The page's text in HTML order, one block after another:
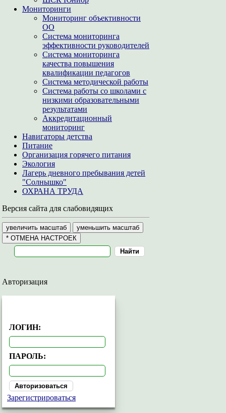
Мониторинги
Мониторинг объективности
ОО
Система мониторинга
эффективности руководителей
Система мониторинга
качества повышения
квалификации педагогов
Система методической работы
Система работы со школами с
низкими образовательными
результатами
Аккредитационный
мониторинг
Навигаторы детства
Питание
Организация горячего питания
Экология
Лагерь дневного пребывания детей
"Солнышко"
ОХРАНА ТРУДА
Версия сайта для слабовидящих
Авторизация
ЛОГИН:
ПАРОЛЬ:
Зарегистрироваться